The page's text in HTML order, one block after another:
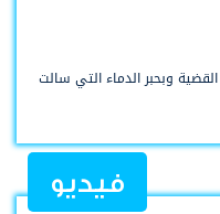
القضية وبحبر الدماء التي سالت
فيديو